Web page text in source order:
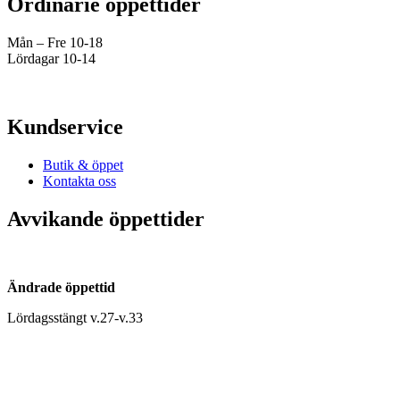
Ordinarie öppettider
Mån – Fre 10-18
Lördagar 10-14
Kundservice
Butik & öppet
Kontakta oss
Avvikande öppettider
Ändrade öppettid
Lördagsstängt v.27-v.33